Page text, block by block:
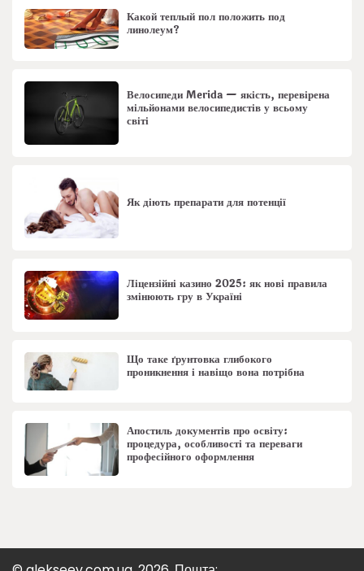
Какой теплый пол положить под
линолеум?
Велосипеди Merida — якість, перевірена
мільйонами велосипедистів у всьому
світі
Як діють препарати для потенції
Ліцензійні казино 2025: як нові правила
змінюють гру в Україні
Що таке ґрунтовка глибокого
проникнення і навіщо вона потрібна
Апостиль документів про освіту:
процедура, особливості та переваги
професійного оформлення